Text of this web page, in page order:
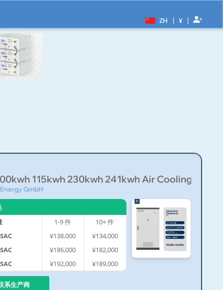
ZH | ¥ |
115kwh 230kwh 241kwh Air Cooling Co...
GmbH
1-9件 10+件
¥138,000
¥134,000
¥186,000
¥182,000
¥192,000 ¥189,000
系生产商